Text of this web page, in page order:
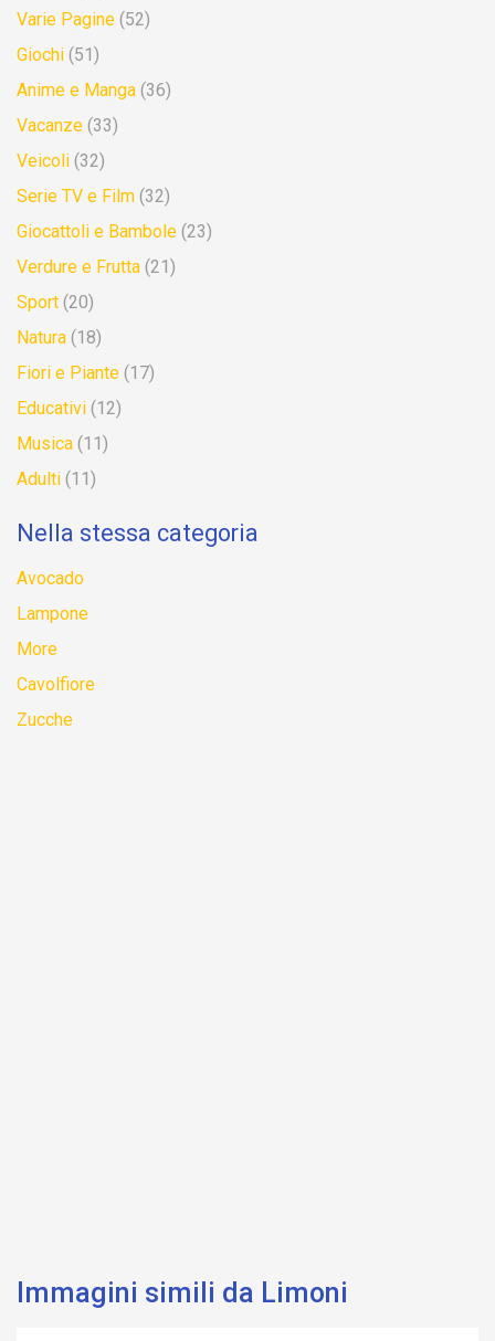
Varie Pagine (52)
Giochi (51)
Anime e Manga (36)
Vacanze (33)
Veicoli (32)
Serie TV e Film (32)
Giocattoli e Bambole (23)
Verdure e Frutta (21)
Sport (20)
Natura (18)
Fiori e Piante (17)
Educativi (12)
Musica (11)
Adulti (11)
Nella stessa categoria
Avocado
Lampone
More
Cavolfiore
Zucche
Immagini simili da Limoni